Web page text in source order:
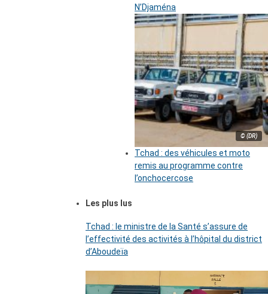
N’Djaména
© (DR)
Tchad : des véhicules et moto
remis au programme contre
l’onchocercose
Les plus lus
Tchad : le ministre de la Santé s’assure de
l’effectivité des activités à l’hôpital du district
d’Aboudeïa